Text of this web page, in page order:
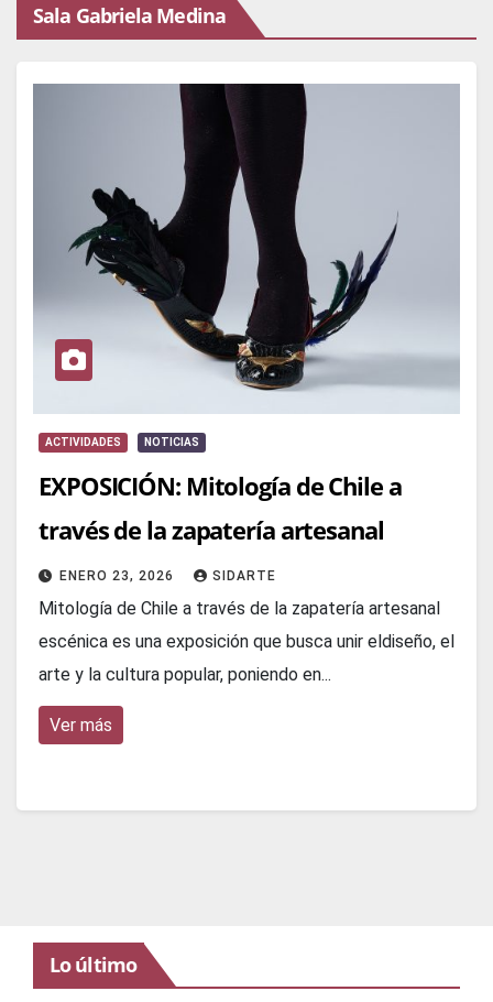
Sala Gabriela Medina
ACTIVIDADES NOTICIAS
EXPOSICIÓN: Mitología de Chile a
través de la zapatería artesanal
ENERO 23, 2026 SIDARTE
Mitología de Chile a través de la zapatería artesanal
escénica es una exposición que busca unir eldiseño, el
arte y la cultura popular, poniendo en...
Ver más
Lo último